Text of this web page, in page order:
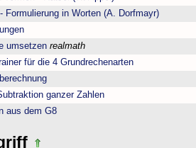
Formulierung in Worten (A. Dorfmayr)
umsetzen realmath
für die 4 Grundrechenarten
ganzer Zahlen
aus dem G8